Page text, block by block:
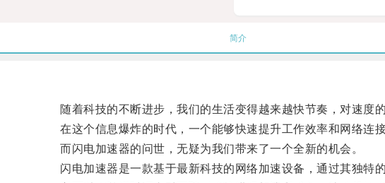
简介
随着科技的不断进步，我们的生活变得越来越快节奏，对速度的
在这个信息爆炸的时代，一个能够快速提升工作效率和网络连接
而闪电加速器的问世，无疑为我们带来了一个全新的机会。
闪电加速器是一款基于最新科技的网络加速设备，通过其独特